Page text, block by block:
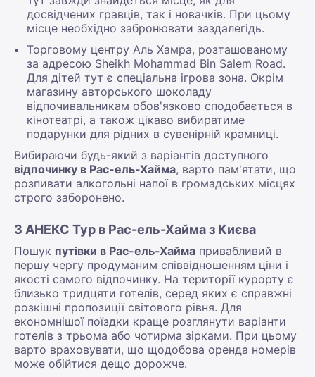
досвідчених гравців, так і новачків. При цьому
місце необхідно забронювати заздалегідь.
Торговому центру Аль Хамра, розташованому
за адресою Sheikh Mohammad Bin Salem Road.
Для дітей тут є спеціальна ігрова зона. Окрім
магазину авторського шоколаду
відпочивальникам обов'язково сподобається в
кінотеатрі, а також цікаво вибиратиме
подарунки для рідних в сувенірній крамниці.
Вибираючи будь-який з варіантів доступного
відпочинку в Рас-ель-Хайма, варто пам'ятати, що
розпивати алкогольні напої в громадських місцях
строго заборонено.
З АНЕКС Тур в Рас-ель-Хайма з Києва
Пошук путівки в Рас-ель-Хайма привабливий в
першу чергу продуманим співвідношенням ціни і
якості самого відпочинку. На території курорту є
близько тридцяти готелів, серед яких є справжні
розкішні пропозиції світового рівня. Для
економнішої поїздки краще розглянути варіанти
готелів з трьома або чотирма зірками. При цьому
варто враховувати, що щодобова оренда номерів
може обійтися дещо дорожче.